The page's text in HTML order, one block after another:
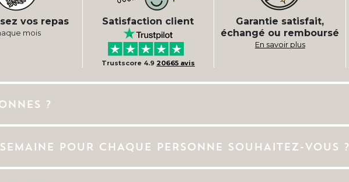
vos repas
mois
Satisfaction client
Trustscore 4.9 20665 avis
Garantie satisfait,
échangé ou remboursé
En savoir plus
?
POUR CHAQUE PERSONNE SOUHAITEZ-VOUS ?